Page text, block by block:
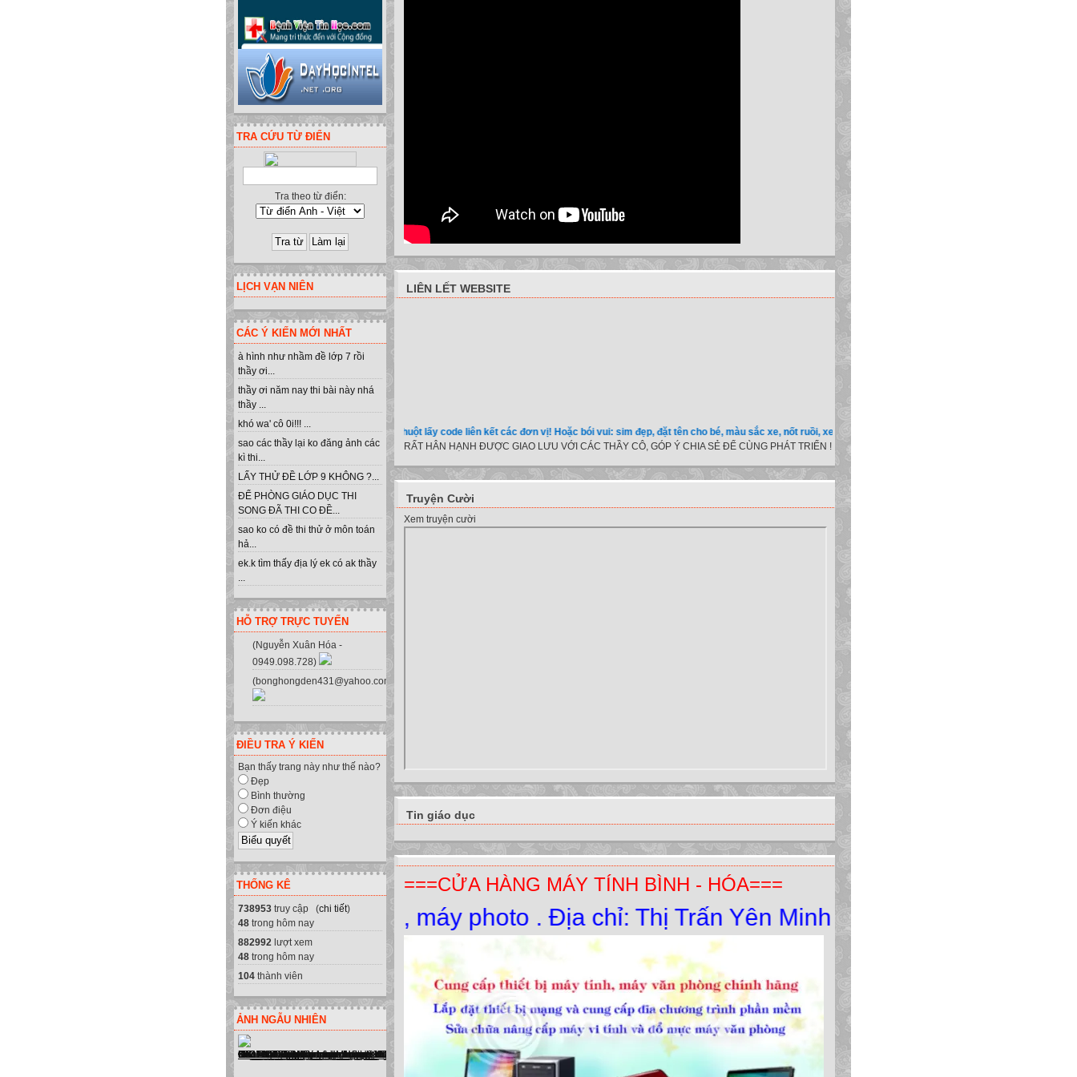
TRA CỨU TỪ ĐIỂN
Tra theo từ điển:
LỊCH VẠN NIÊN
CÁC Ý KIẾN MỚI NHẤT
à hình như nhầm đề lớp 7 rồi
thầy ơi...
thầy ơi năm nay thi bài này nhá
thầy ...
khó wa' cô 0i!!! ...
sao các thầy lại ko đăng ảnh các
kì thi...
LẤY THỬ ĐỀ LỚP 9 KHÔNG ?...
ĐỂ PHÒNG GIÁO DỤC THI
SONG ĐÃ THI CO ĐỀ...
sao ko có đề thi thử ở môn toán
hả...
ek.k tìm thấy địa lý ek có ak thầy
...
HỖ TRỢ TRỰC TUYẾN
(Nguyễn Xuân Hóa -
0949.098.728)
(bonghongden431@yahoo.com.vn)
ĐIỀU TRA Ý KIẾN
Bạn thấy trang này như thế nào?
Đẹp
Bình thường
Đơn điệu
Ý kiến khác
THỐNG KÊ
738953 truy cập (chi tiết)
48 trong hôm nay
882992 lượt xem
48 trong hôm nay
104 thành viên
ẢNH NGẪU NHIÊN
Kết thúc!
LIÊN LẾT WEBSITE
Clik chuột lấy code liên kết các đơn vị! Hoặc bói vui: sim đẹp, đặt tên cho bé, màu sắc xe, nốt ruồi, xem tuổi.v.v.v )
RẤT HÂN HẠNH ĐƯỢC GIAO LƯU VỚI CÁC THẦY CÔ, GÓP Ý CHIA SẺ ĐỂ CÙNG PHÁT TRIỂN !
Truyện Cười
Xem truyện cười
Tin giáo dục
===CỬA HÀNG MÁY TÍNH BÌNH - HÓA===
sửa chữa máy tính, máy in, máy photo . Địa chỉ: Thị Trấn Yên Minh - Yên Minh - Hà Giang.